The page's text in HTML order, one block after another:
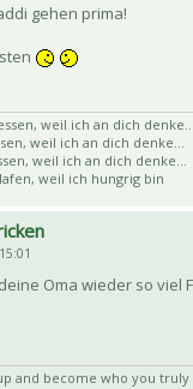
gehen prima!
weil ich an dich denke...
weil ich an dich denke...
weil ich an dich denke...
weil ich hungrig bin
Oma wieder so
and become who you